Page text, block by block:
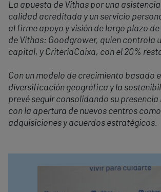
La apuesta de Vithas por una
calidad acreditada y un servicio
al firme apoyo y visión de largo plazo
de Vithas: Goodgrower, quien controla
capital, y CriteriaCaixa, con el 20%
Con un modelo de crecimiento basado
diversificación geográfica y la
prevé seguir consolidando su
con la apertura de nuevos centros
adquisiciones y acuerdos estratégicos.